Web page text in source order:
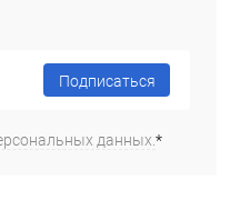
Подписаться
данных.*